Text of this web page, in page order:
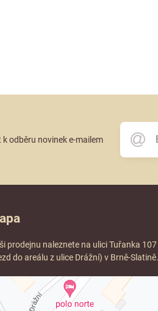
k odběru novinek e-mailem
prodejnu naleznete na ulici Tuřanka 107
do areálu z ulice Drážní) v Brně-Slatině.